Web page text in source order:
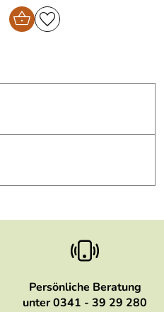
Persönliche Beratung
unter 0341 - 39 29 280